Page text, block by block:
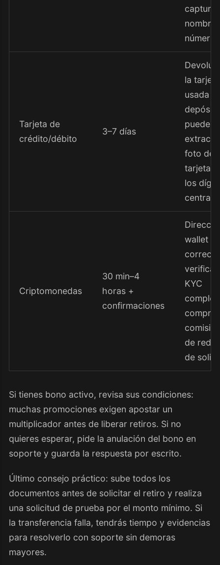
captura
nombre
número.
Tarjeta de
crédito/débito
3–7 días
la tarjeta
usada
pueden
foto de
tarjeta
los
Criptomonedas
30 min–4
horas +
confirmaciones
wallet
KYC
de red
de
Si tienes bono activo, revisa sus condiciones:
muchas promociones exigen apostar un
multiplicador antes de liberar retiros. Si no
quieres esperar, pide la anulación del bono en
soporte y guarda la respuesta por escrito.
Último consejo práctico: sube todos los
documentos antes de solicitar el retiro y realiza
una solicitud de prueba por el monto mínimo. Si
la transferencia falla, tendrás tiempo y evidencias
para resolverlo con soporte sin demoras
mayores.